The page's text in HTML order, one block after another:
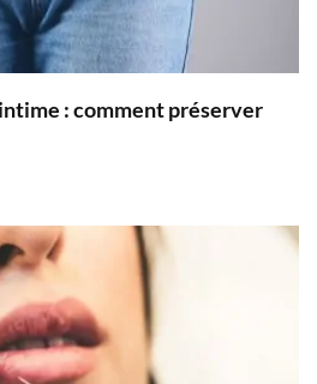
: comment préserver